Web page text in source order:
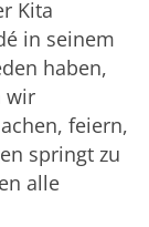
Kita
in seinem
haben,
wir
feiern,
springt zu
alle